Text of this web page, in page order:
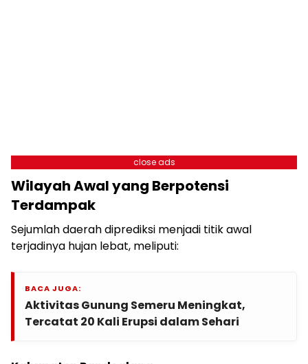
close ads
Wilayah Awal yang Berpotensi
Terdampak
Sejumlah daerah diprediksi menjadi titik awal
terjadinya hujan lebat, meliputi:
BACA JUGA:
Aktivitas Gunung Semeru Meningkat,
Tercatat 20 Kali Erupsi dalam Sehari